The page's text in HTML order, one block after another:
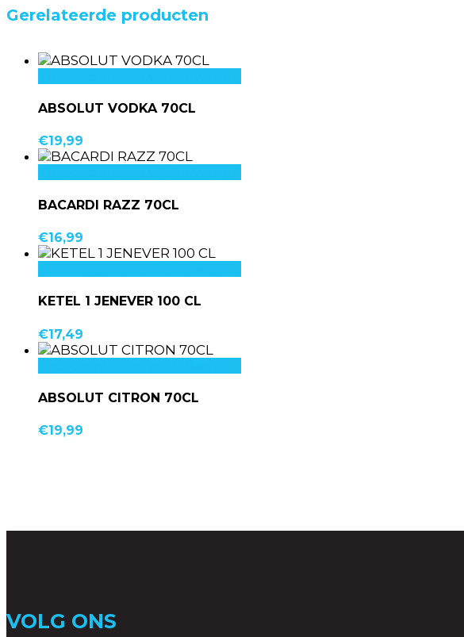
Gerelateerde producten
ABSOLUT VODKA 70CL
€19,99
BACARDI RAZZ 70CL
€16,99
KETEL 1 JENEVER 100 CL
€17,49
ABSOLUT CITRON 70CL
€19,99
VOLG ONS